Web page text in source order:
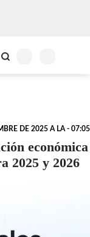
DE 2025 A LA - 07:05
económica
2025 y 2026